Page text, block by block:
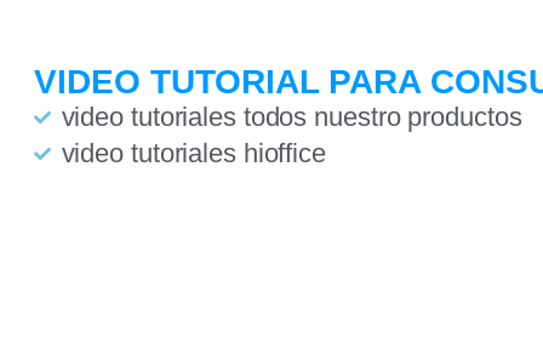
VIDEO TUTORIAL PARA
video tutoriales todos nuestro productos
video tutoriales hioffice